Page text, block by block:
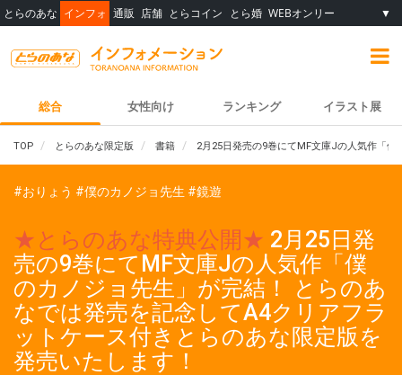
とらのあな インフォ 通販 店舗 とらコイン とら婚 WEBオンリー ▼
総合 女性向け ランキング イラスト展
TOP とらのあな限定版 書籍 2月25日発売の9巻にてMF文庫Jの人気作「
#おりょう #僕のカノジョ先生 #鏡遊
★とらのあな特典公開★ 2月25日発
売の9巻にてMF文庫Jの人気作「僕
のカノジョ先生」が完結！ とらのあ
なでは発売を記念してA4クリアフラ
ットケース付きとらのあな限定版を
発売いたします！